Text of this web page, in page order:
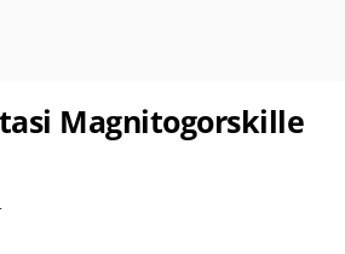
Magnitogorskille